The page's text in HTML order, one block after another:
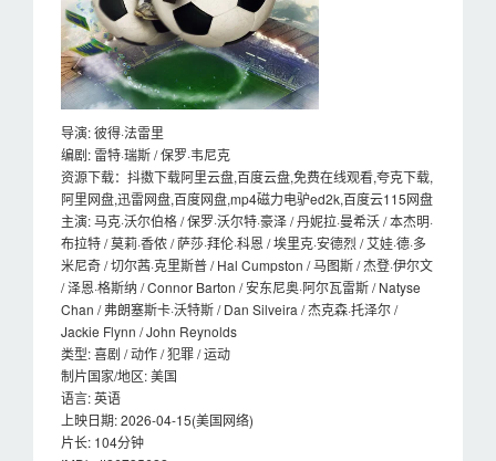
导演: 彼得·法雷里
编剧: 雷特·瑞斯 / 保罗·韦尼克
资源下载：抖擞下载阿里云盘,百度云盘,免费在线观看,夸克下载,
阿里网盘,迅雷网盘,百度网盘,mp4磁力电驴ed2k,百度云115网盘
主演: 马克·沃尔伯格 / 保罗·沃尔特·豪泽 / 丹妮拉·曼希沃 / 本杰明·
布拉特 / 莫莉·香侬 / 萨莎·拜伦·科恩 / 埃里克·安德烈 / 艾娃·德·多
米尼奇 / 切尔茜·克里斯普 / Hal Cumpston / 马图斯 / 杰登·伊尔文
/ 泽恩·格斯纳 / Connor Barton / 安东尼奥·阿尔瓦雷斯 / Natyse
Chan / 弗朗塞斯卡·沃特斯 / Dan Silveira / 杰克森·托泽尔 /
Jackie Flynn / John Reynolds
类型: 喜剧 / 动作 / 犯罪 / 运动
制片国家/地区: 美国
语言: 英语
上映日期: 2026-04-15(美国网络)
片长: 104分钟